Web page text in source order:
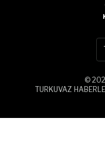
©
TURKUVAZ